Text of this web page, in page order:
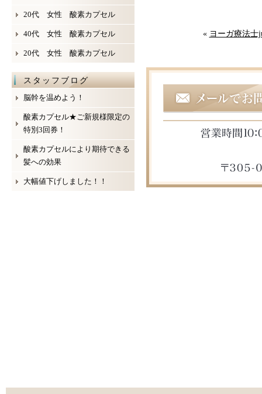
« ヨーガ療法士
20代 女性 酸素カプセル
40代 女性 酸素カプセル
20代 女性 酸素カプセル
スタッフブログ
脳幹を温めよう！
酸素カプセル★ご新規様限定の
特別3回券！
酸素カプセルにより期待できる
髪への効果
大幅値下げしました！！